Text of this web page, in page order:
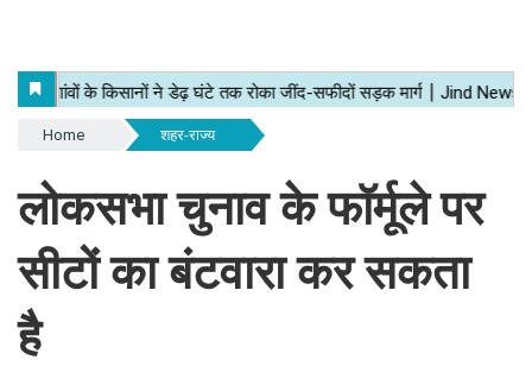
Home शहर-राज्य
लोकसभा चुनाव के फॉर्मूले पर
सीटों का बंटवारा कर सकता
है